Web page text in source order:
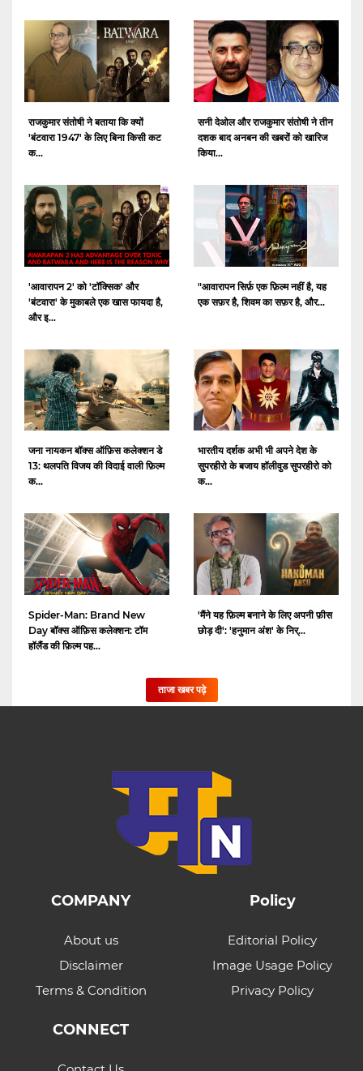
राजकुमार संतोषी ने बताया कि क्यों
'बंटवारा 1947' के लिए बिना किसी कट
क...
सनी देओल और राजकुमार संतोषी ने तीन
दशक बाद अनबन की खबरों को खारिज
किया...
'आवारापन 2' को 'टॉक्सिक' और
'बंटवारा' के मुकाबले एक खास फायदा है,
और इ...
"आवारापन सिर्फ़ एक फ़िल्म नहीं है, यह
एक सफ़र है, शिवम का सफ़र है, और...
जना नायकन बॉक्स ऑफ़िस कलेक्शन डे
13: थलपति विजय की विदाई वाली फ़िल्म
क...
भारतीय दर्शक अभी भी अपने देश के
सुपरहीरो के बजाय हॉलीवुड सुपरहीरो को
क...
Spider-Man: Brand New
Day बॉक्स ऑफ़िस कलेक्शन: टॉम
हॉलैंड की फ़िल्म पह...
'मैंने यह फ़िल्म बनाने के लिए अपनी फ़ीस
छोड़ दी': 'हनुमान अंश' के निर्...
ताजा खबर पढ़े
COMPANY
About us
Disclaimer
Terms & Condition
Policy
Editorial Policy
Image Usage Policy
Privacy Policy
CONNECT